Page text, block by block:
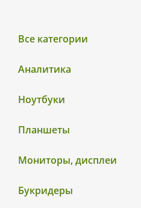
Все категории
Аналитика
Ноутбуки
Планшеты
Мониторы, дисплеи
Букридеры